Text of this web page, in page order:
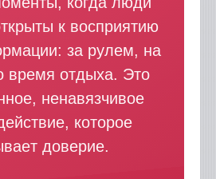
к восприятию
за рулем, на
время отдыха. Это
ненавязчивое
которое
доверие.